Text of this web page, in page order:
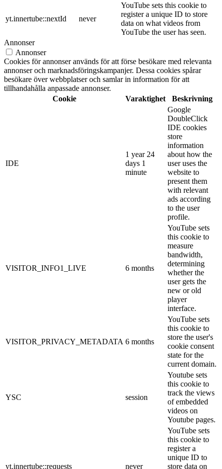
yt.innertube::nextId never
YouTube sets this cookie to
register a unique ID to store
data on what videos from
YouTube the user has seen.
Annonser
Annonser
Cookies för annonser används för att förse besökare med relevanta
annonser och marknadsföringskampanjer. Dessa cookies spårar
besökare över webbplatser och samlar in information för att
tillhandahålla anpassade annonser.
Cookie
Varaktighet Beskrivning
IDE
1 year 24
days 1
minute
Google
DoubleClick
IDE cookies
store
information
about how the
user uses the
website to
present them
with relevant
ads according
to the user
profile.
VISITOR_INFO1_LIVE 6 months
YouTube sets
this cookie to
measure
bandwidth,
determining
whether the
user gets the
new or old
player
interface.
VISITOR_PRIVACY_METADATA 6 months
YouTube sets
this cookie to
store the user's
cookie consent
state for the
current domain.
YSC session
Youtube sets
this cookie to
track the views
of embedded
videos on
Youtube pages.
yt.innertube::requests never
YouTube sets
this cookie to
register a
unique ID to
store data on